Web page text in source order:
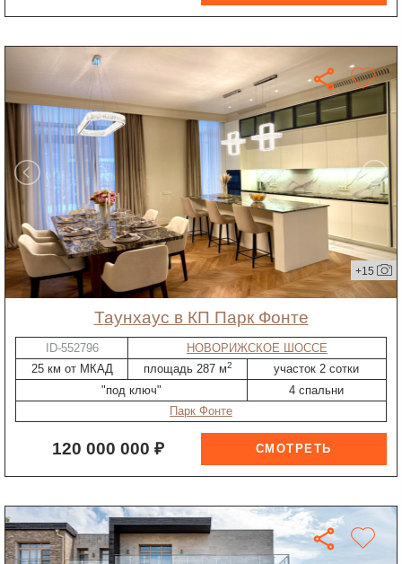
+15
таунхаус в КП Парк Фонте
ID-552796
НОВОРИЖСКОЕ ШОССЕ
25 км от МКАД
площадь 287 м2
участок 2 сотки
"под ключ"
4 спальни
Парк Фонте
120 000 000 ₽